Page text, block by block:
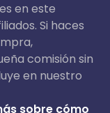
en este
Si haces
comisión sin
en nuestro
sobre cómo